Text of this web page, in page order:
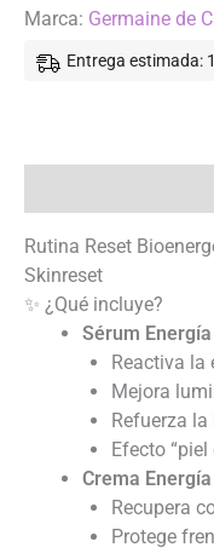
cantidad
Marca: Germaine de
Entrega estimada:
Rutina Reset
Skinreset
✨ ¿Qué incluye?
Sérum
Reactiva la
Mejora
Refuerza
Efecto
Crema
Recupera
Protege